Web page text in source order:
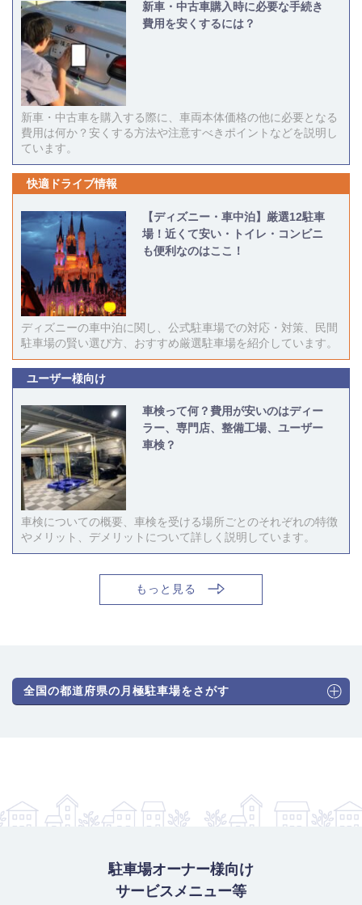
新車・中古車購入時に必要な手続き
費用を安くするには？
新車・中古車を購入する際に、車両本体価格の他に必要となる
費用は何か？安くする方法や注意すべきポイントなどを説明し
ています。
快適ドライブ情報
【ディズニー・車中泊】厳選12駐車
場！近くて安い・トイレ・コンビニ
も便利なのはここ！
ディズニーの車中泊に関し、公式駐車場での対応・対策、民間
駐車場の賢い選び方、おすすめ厳選駐車場を紹介しています。
ユーザー様向け
車検って何？費用が安いのはディー
ラー、専門店、整備工場、ユーザー
車検？
車検についての概要、車検を受ける場所ごとのそれぞれの特徴
やメリット、デメリットについて詳しく説明しています。
もっと見る
全国の都道府県の月極駐車場をさがす
駐車場オーナー様向け
サービスメニュー等